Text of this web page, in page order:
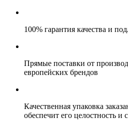
100% гарантия качества и
Прямые поставки от
европейских брендов
Качественная упаковка
обеспечит его целостность и